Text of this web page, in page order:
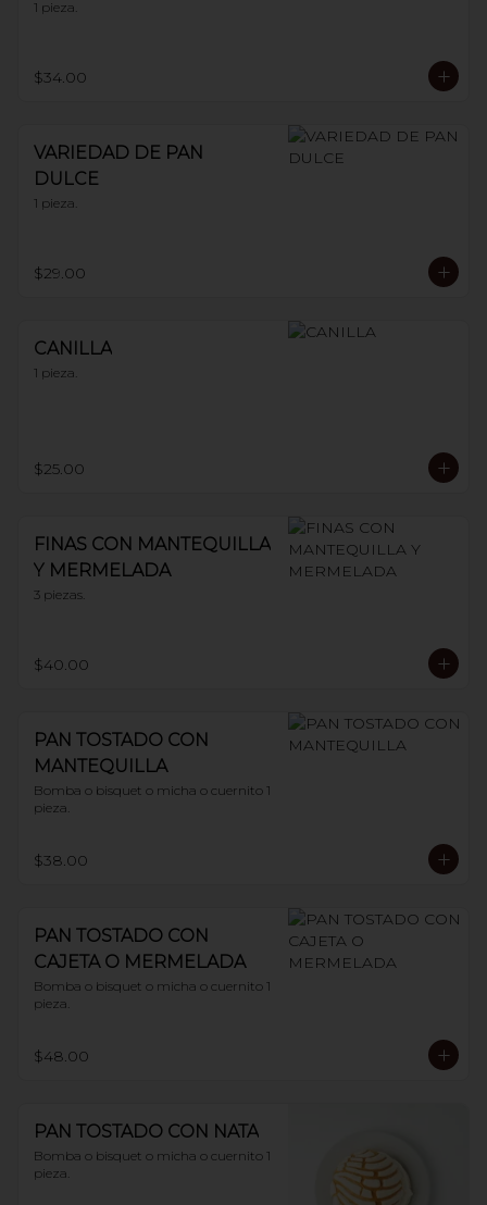
1 pieza.
$34.00
VARIEDAD DE PAN
DULCE
1 pieza.
$29.00
CANILLA
1 pieza.
$25.00
FINAS CON MANTEQUILLA
Y MERMELADA
3 piezas.
$40.00
PAN TOSTADO CON
MANTEQUILLA
Bomba o bisquet o micha o cuernito 1
pieza.
$38.00
PAN TOSTADO CON
CAJETA O MERMELADA
Bomba o bisquet o micha o cuernito 1
pieza.
$48.00
PAN TOSTADO CON NATA
Bomba o bisquet o micha o cuernito 1
pieza.